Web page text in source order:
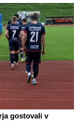
gostovali v